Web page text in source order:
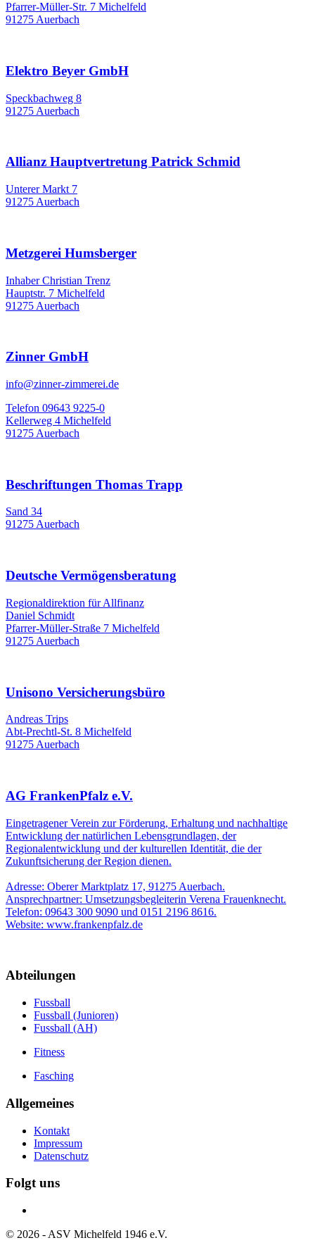
Pfarrer-Müller-Str. 7 Michelfeld
91275 Auerbach
Elektro Beyer GmbH
Speckbachweg 8
91275 Auerbach
Allianz Hauptvertretung Patrick Schmid
Unterer Markt 7
91275 Auerbach
Metzgerei Humsberger
Inhaber Christian Trenz
Hauptstr. 7 Michelfeld
91275 Auerbach
Zinner GmbH
info@zinner-zimmerei.de
Telefon 09643 9225-0
Kellerweg 4 Michelfeld
91275 Auerbach
Beschriftungen Thomas Trapp
Sand 34
91275 Auerbach
Deutsche Vermögensberatung
Regionaldirektion für Allfinanz
Daniel Schmidt
Pfarrer-Müller-Straße 7 Michelfeld
91275 Auerbach
Unisono Versicherungsbüro
Andreas Trips
Abt-Prechtl-St. 8 Michelfeld
91275 Auerbach
AG FrankenPfalz e.V.
Eingetragener Verein zur Förderung, Erhaltung und nachhaltige
Entwicklung der natürlichen Lebensgrundlagen, der
Regionalentwicklung und der kulturellen Identität, die der
Zukunftsicherung der Region dienen.
Adresse: Oberer Marktplatz 17, 91275 Auerbach.
Ansprechpartner: Umsetzungsbegleiterin Verena Frauenknecht.
Telefon: 09643 300 9090 und 0151 2196 8616.
Website: www.frankenpfalz.de
Abteilungen
Fussball
Fussball (Junioren)
Fussball (AH)
Fitness
Fasching
Allgemeines
Kontakt
Impressum
Datenschutz
Folgt uns
© 2026 - ASV Michelfeld 1946 e.V.